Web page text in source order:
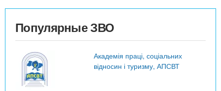
Популярные ЗВО
Академія праці, соціальних
відносин і туризму, АПСВТ